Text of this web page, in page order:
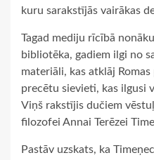
kuru sarakstījās vairākas
Tagad mediju rīcībā
bibliotēka, gadiem ilgi no
materiāli, kas atklāj
precētu sievieti, kas ilgusi
Viņš rakstījis dučiem
filozofei Annai Terēzei
Pastāv uzskats, ka